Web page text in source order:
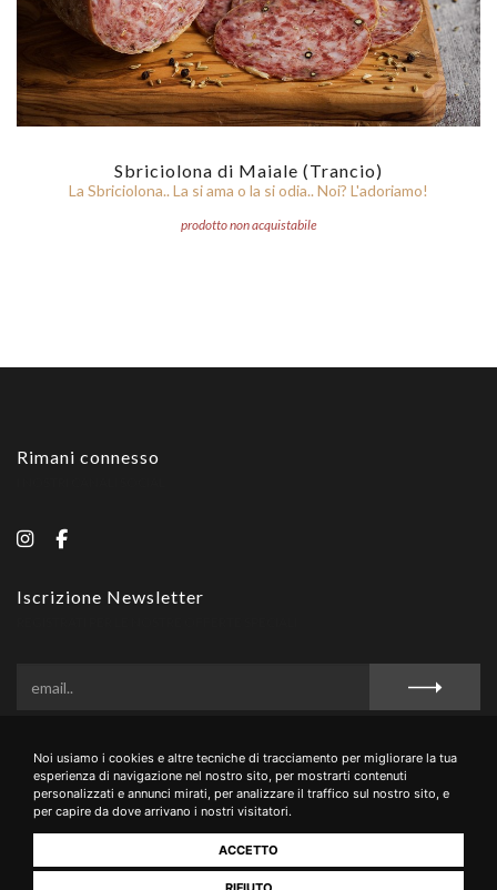
Noi usiamo i cookies e altre tecniche di tracciamento per migliorare la tua
esperienza di navigazione nel nostro sito, per mostrarti contenuti
personalizzati e annunci mirati, per analizzare il traffico sul nostro sito, e
per capire da dove arrivano i nostri visitatori.
ACCETTO
Sbriciolona di Maiale (Trancio)
La Sbriciolona.. La si ama o la si odia.. Noi? L'adoriamo!
prodotto non acquistabile
Rimani connesso
Iscrizione Newsletter
Privacy Policy Cookie Policy Termini e Condizioni
La Buca di Montauto - Via San Giovanni, 16 - 53037 - San Gimignano (Siena),
Italia - +39 0577 943049 - PIVA 00889000527 - CIN IT052028B5LXB8CTXE